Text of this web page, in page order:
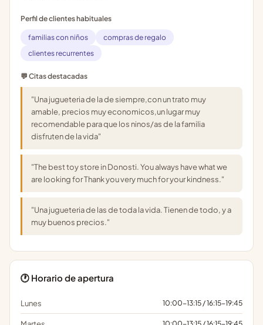
Perfil de clientes habituales
familias con niños
compras de regalo
clientes recurrentes
💬 Citas destacadas
"Una jugueteria de la de siempre,con un trato muy
amable, precios muy economicos,un lugar muy
recomendable para que los ninos/as de la familia
disfruten de la vida"
"The best toy store in Donosti. You always have what we
are looking for Thank you very much for your kindness."
"Una jugueteria de las de toda la vida. Tienen de todo, y a
muy buenos precios."
🕐 Horario de apertura
Lunes 10:00-13:15 / 16:15-19:45